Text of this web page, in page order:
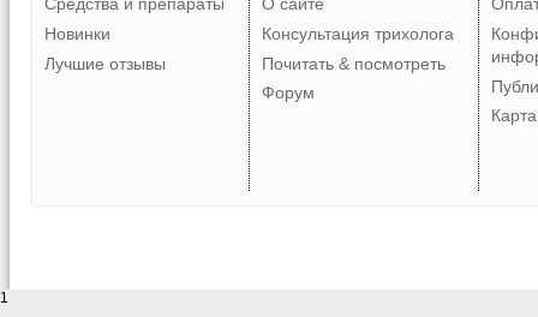
Средства и препараты
Новинки
Лучшие отзывы
О сайте
Консультация трихолога
Почитать & посмотреть
Форум
1